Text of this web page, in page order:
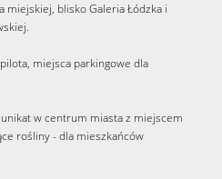
miejskiej, blisko Galeria Łódzka i
miejsca parkingowe dla
w centrum miasta z miejscem
rośliny - dla mieszkańców